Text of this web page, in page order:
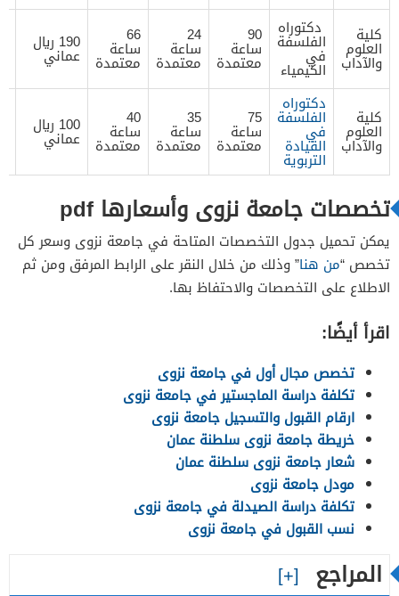
كلية
العلوم
والآداب
دكتوراه
الفلسفة
في
الكيمياء
90
ساعة
معتمدة
24
ساعة
معتمدة
66
ساعة
معتمدة
190 ريال
عماني
كلية
العلوم
والآداب
دكتوراه
الفلسفة
في
القيادة
التربوية
75
ساعة
معتمدة
35
ساعة
معتمدة
40
ساعة
معتمدة
100 ريال
عماني
تخصصات جامعة نزوى وأسعارها pdf
يمكن تحميل جدول التخصصات المتاحة في جامعة نزوى وسعر كل
تخصص “من هنا” وذلك من خلال النقر على الرابط المرفق ومن ثم
الاطلاع على التخصصات والاحتفاظ بها.
اقرأ أيضًا:
تخصص مجال أول في جامعة نزوى
تكلفة دراسة الماجستير في جامعة نزوى
ارقام القبول والتسجيل جامعة نزوى
خريطة جامعة نزوى سلطنة عمان
شعار جامعة نزوى سلطنة عمان
مودل جامعة نزوى
تكلفة دراسة الصيدلة في جامعة نزوى
نسب القبول في جامعة نزوى
المراجع